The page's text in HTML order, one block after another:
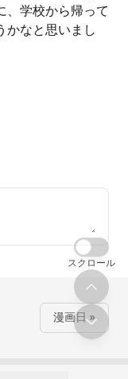
、学校から帰って
かなと思いまし
漫画日 »
スクロール